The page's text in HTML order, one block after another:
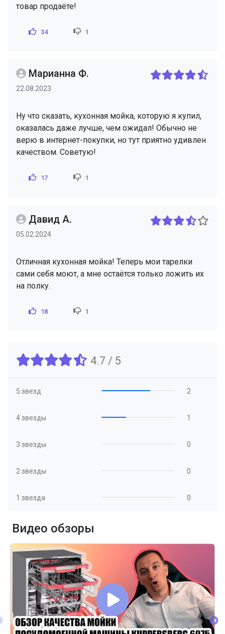
товар продаёте!
34 1
Марианна Ф.
22.08.2023
Ну что сказать, кухонная мойка, которую я купил,
оказалась даже лучше, чем ожидал! Обычно не
верю в интернет-покупки, но тут приятно удивлен
качеством. Советую!
17 1
Давид А.
05.02.2024
Отличная кухонная мойка! Теперь мои тарелки
сами себя моют, а мне остаётся только ложить их
на полку.
18 1
4.7 / 5
5 звезд 2
4 звезды 1
3 звезды 0
2 звезды 0
1 звезда 0
Видео обзоры